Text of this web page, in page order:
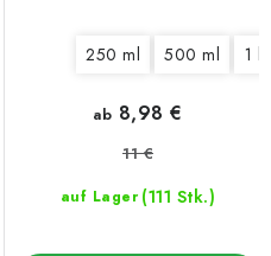
250 ml 500 ml 1 l
auf Lager (111 Stk.)
ab 8,98 €
11 €